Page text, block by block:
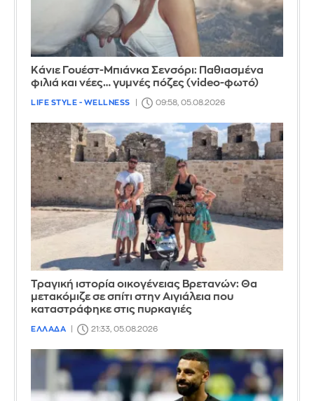
Κάνιε Γουέστ-Μπιάνκα Σενσόρι: Παθιασμένα
φιλιά και νέες… γυμνές πόζες (video-φωτό)
LIFE STYLE - WELLNESS 09:58, 05.08.2026
Τραγική ιστορία οικογένειας Βρετανών: Θα
μετακόμιζε σε σπίτι στην Αιγιάλεια που
καταστράφηκε στις πυρκαγιές
ΕΛΛΑΔΑ 21:33, 05.08.2026